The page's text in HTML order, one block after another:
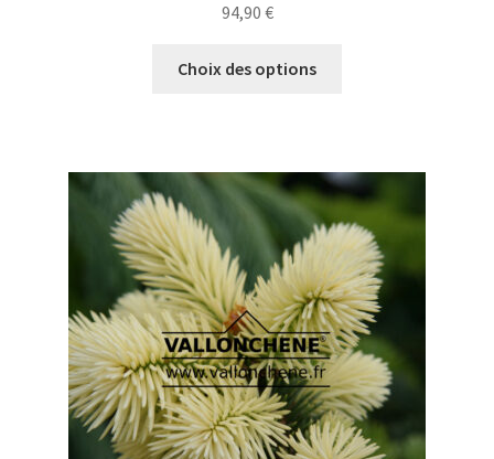
94,90 €
Choix des options
variations.
Les
options
peuvent
être
choisies
sur
la
page
du
produit